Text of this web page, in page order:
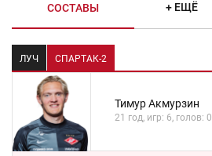
СОСТАВЫ + ЕЩЁ
ЛУЧ СПАРТАК-2
Тимур Акмурзин
21 год, игр: 6, голов: 0